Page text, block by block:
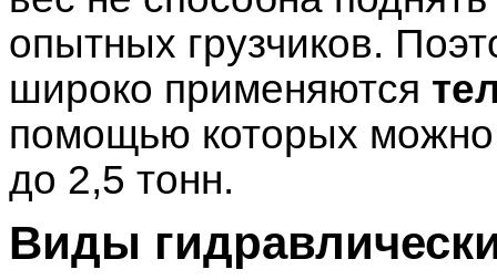
опытных грузчиков.
широко применяются
помощью которых можно
до 2,5 тонн.
Виды